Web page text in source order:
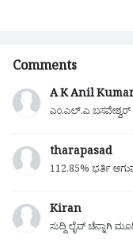
Comments
A K Anil
ಎಂ.ಎಲ್.ಎ ಬಸವೇಶ್ವರ್
tharapasad
112.85% ಭರ್ತಿ
Kiran
ಸುದ್ದಿ ಲೈವ್ ಚೆನ್ನಾಗಿ